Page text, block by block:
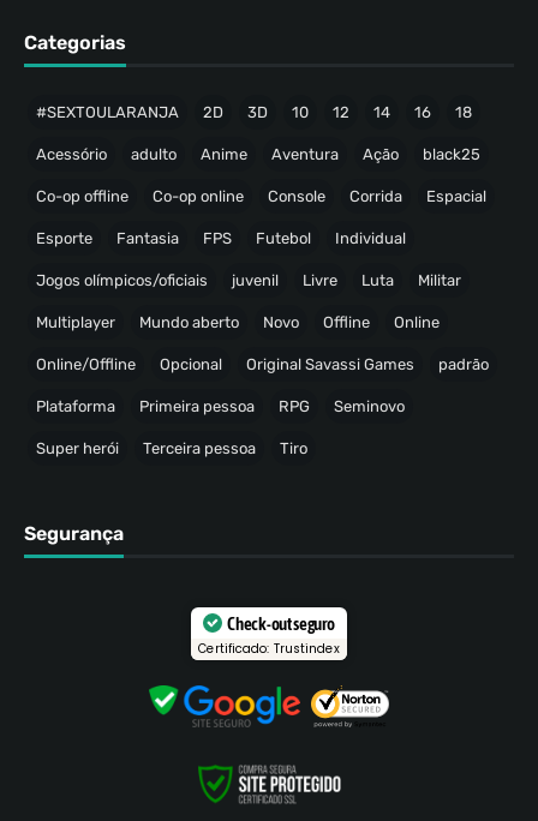
Categorias
#SEXTOULARANJA 2D 3D 10 12 14 16 18
Acessório adulto Anime Aventura Ação black25
Co-op offline Co-op online Console Corrida Espacial
Esporte Fantasia FPS Futebol Individual
Jogos olímpicos/oficiais juvenil Livre Luta Militar
Multiplayer Mundo aberto Novo Offline Online
Online/Offline Opcional Original Savassi Games padrão
Plataforma Primeira pessoa RPG Seminovo
Super herói Terceira pessoa Tiro
Segurança
Check-out seguro
Certificado: Trustindex